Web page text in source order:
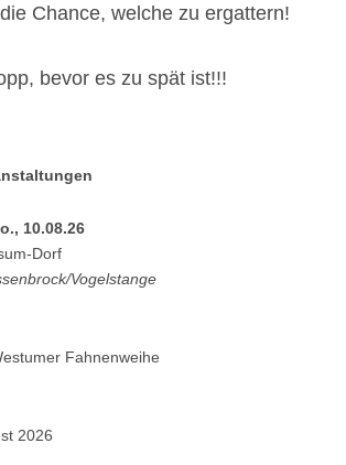
Chance, welche zu ergattern!
bevor es zu spät ist!!!
10.08.26
Dorf
Vogelstange
Fahnenweihe
2026